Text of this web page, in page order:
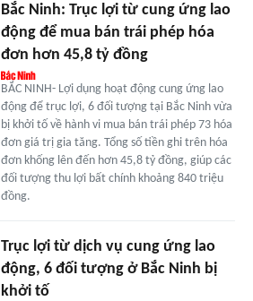
Bắc Ninh: Trục lợi từ cung ứng lao
động để mua bán trái phép hóa
đơn hơn 45,8 tỷ đồng
BẮC NINH- Lợi dụng hoạt động cung ứng lao
động để trục lợi, 6 đối tượng tại Bắc Ninh vừa
bị khởi tố về hành vi mua bán trái phép 73 hóa
đơn giá trị gia tăng. Tổng số tiền ghi trên hóa
đơn khống lên đến hơn 45,8 tỷ đồng, giúp các
đối tượng thu lợi bất chính khoảng 840 triệu
đồng.
Trục lợi từ dịch vụ cung ứng lao
động, 6 đối tượng ở Bắc Ninh bị
khởi tố